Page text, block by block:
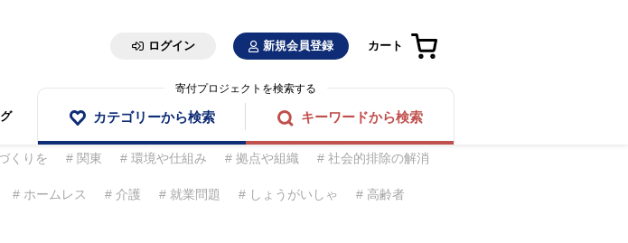
ログイン 新規会員登録 カート
寄付プロジェクトを検索する
カテゴリーから検索 キーワードから検索
くりを 関東 環境や仕組み 拠点や組織 社会的排除の解消
ホームレス 介護 就業問題 しょうがいしゃ 高齢者